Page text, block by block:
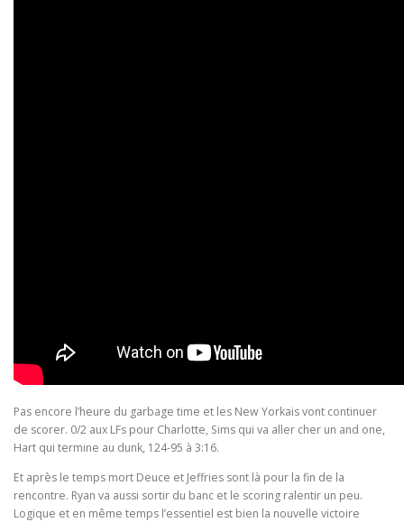
Pas encore l’heure du garbage time et les New Yorkais vont continuer
de scorer. 0/2 aux LFs pour Charlotte, Sims qui va aller cher un and one,
Hart qui termine au dunk, 124-95 à 3:16.
Et après le temps mort Deuce et Jeffries sont là pour la fin de la
rencontre. Ryan va aussi sortir du banc et le scoring ralentir un peu.
Logique et en même temps l’essentiel est bien la nouvelle victoire